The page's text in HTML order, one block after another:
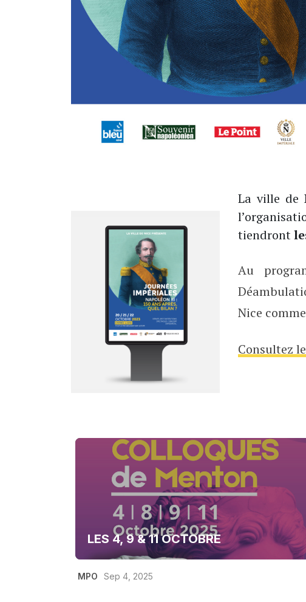
20, 21 & 22 OCTOBRE
La ville de
tiendront
Au
Nice
Consultez
LES 4, 9 & 11 OCTOBRE
MPO Sep 4, 2025